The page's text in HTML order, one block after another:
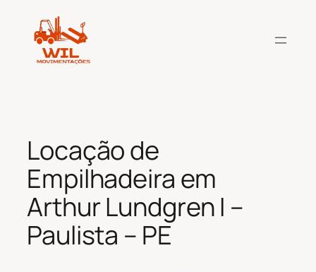
conteúdo
Locação de
Empilhadeira em
Arthur Lundgren I –
Paulista – PE